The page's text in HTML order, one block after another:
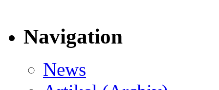
Navigation
News